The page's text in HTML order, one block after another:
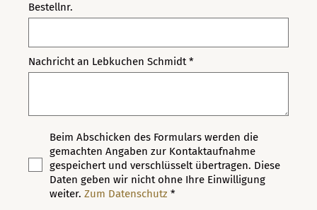
Bestellnr.
Nachricht an Lebkuchen Schmidt *
Beim Abschicken des Formulars werden die
gemachten Angaben zur Kontaktaufnahme
gespeichert und verschlüsselt übertragen. Diese
Daten geben wir nicht ohne Ihre Einwilligung
weiter. Zum Datenschutz *